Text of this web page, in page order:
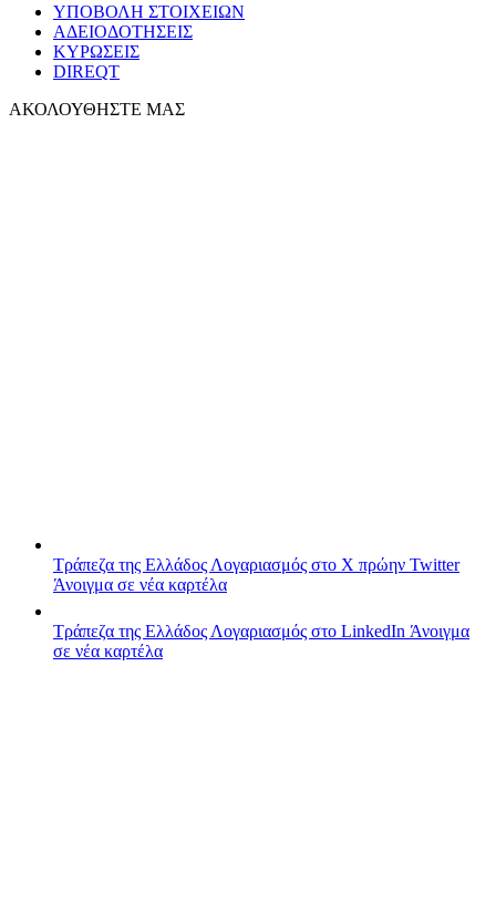
ΥΠΟΒΟΛΗ ΣΤΟΙΧΕΙΩΝ
ΑΔΕΙΟΔΟΤΗΣΕΙΣ
ΚΥΡΩΣΕΙΣ
DIREQT
ΑΚΟΛΟΥΘΗΣΤΕ ΜΑΣ
Τράπεζα της Ελλάδος Λογαριασμός στο X πρώην Twitter
Άνοιγμα σε νέα καρτέλα
Τράπεζα της Ελλάδος Λογαριασμός στο LinkedIn Άνοιγμα
σε νέα καρτέλα